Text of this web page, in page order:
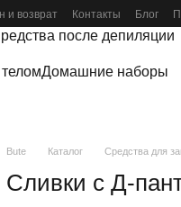
и возврат Контакты Блог
после депиляции
Домашние наборы
Bute Каталог Средства для
Сливки с Д-